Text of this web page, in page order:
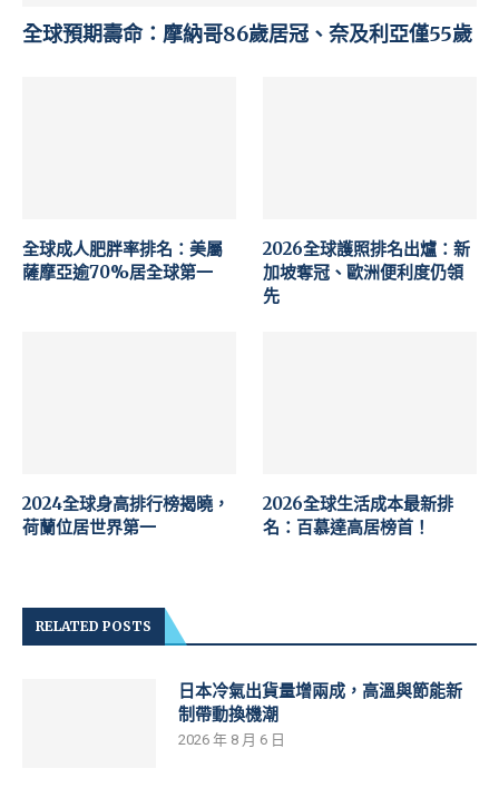
全球預期壽命：摩納哥86歲居冠、奈及利亞僅55歲
全球成人肥胖率排名：美屬
薩摩亞逾70%居全球第一
2026全球護照排名出爐：新
加坡奪冠、歐洲便利度仍領
先
2024全球身高排行榜揭曉，
荷蘭位居世界第一
2026全球生活成本最新排
名：百慕達高居榜首！
RELATED POSTS
日本冷氣出貨量增兩成，高溫與節能新
制帶動換機潮
2026 年 8 月 6 日